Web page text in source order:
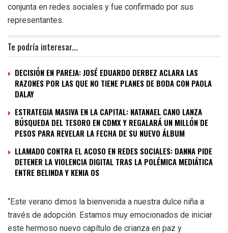
conjunta en redes sociales y fue confirmado por sus
representantes.
Te podría interesar...
DECISIÓN EN PAREJA: JOSÉ EDUARDO DERBEZ ACLARA LAS
RAZONES POR LAS QUE NO TIENE PLANES DE BODA CON PAOLA
DALAY
ESTRATEGIA MASIVA EN LA CAPITAL: NATANAEL CANO LANZA
BÚSQUEDA DEL TESORO EN CDMX Y REGALARÁ UN MILLÓN DE
PESOS PARA REVELAR LA FECHA DE SU NUEVO ÁLBUM
LLAMADO CONTRA EL ACOSO EN REDES SOCIALES: DANNA PIDE
DETENER LA VIOLENCIA DIGITAL TRAS LA POLÉMICA MEDIÁTICA
ENTRE BELINDA Y KENIA OS
“Este verano dimos la bienvenida a nuestra dulce niña a
través de adopción. Estamos muy emocionados de iniciar
este hermoso nuevo capítulo de crianza en paz y